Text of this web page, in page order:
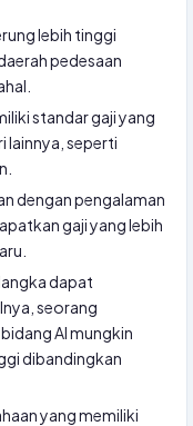
lebih tinggi
pedesaan
standar gaji yang
lainnya, seperti
dengan pengalaman
gaji yang lebih
dapat
seorang
AI mungkin
dibandingkan
yang memiliki